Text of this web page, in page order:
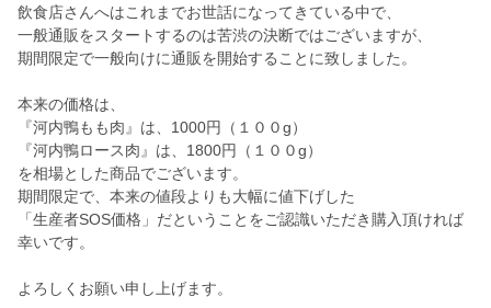
飲食店さんへはこれまでお世話になってきている中で、
一般通販をスタートするのは苦渋の決断ではございますが、
期間限定で一般向けに通販を開始することに致しました。
本来の価格は、
『河内鴨もも肉』は、1000円（１００g）
『河内鴨ロース肉』は、1800円（１００g）
を相場とした商品でございます。
期間限定で、本来の値段よりも大幅に値下げした
「生産者SOS価格」だということをご認識いただき購入頂ければ
幸いです。
よろしくお願い申し上げます。